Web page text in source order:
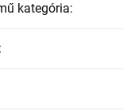
kategória: